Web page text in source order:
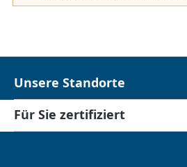
Unsere Standorte
Für Sie zertifiziert